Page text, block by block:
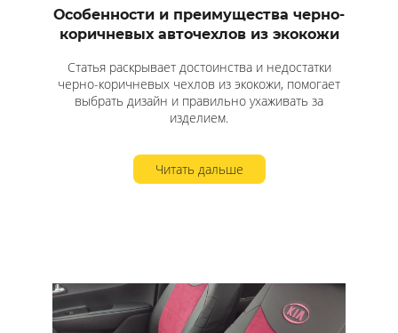
Особенности и преимущества черно-
коричневых авточехлов из экокожи
Статья раскрывает достоинства и недостатки
черно-коричневых чехлов из экокожи, помогает
выбрать дизайн и правильно ухаживать за
изделием.
Читать дальше